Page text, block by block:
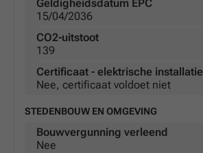
Geldigheidsdatum EPC
15/04/2036
CO2-uitstoot
139
Certificaat - elektrische installatie
Nee, certificaat voldoet niet
STEDENBOUW EN OMGEVING
Bouwvergunning verleend
Nee